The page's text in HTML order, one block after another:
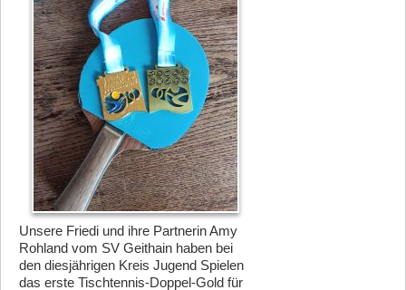
Unsere Friedi und ihre Partnerin Amy
Rohland vom SV Geithain haben bei
den diesjährigen Kreis Jugend Spielen
das erste Tischtennis-Doppel-Gold für